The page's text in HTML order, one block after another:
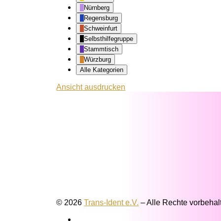
Nürnberg
Regensburg
Schweinfurt
Selbsthilfegruppe
Stammtisch
Würzburg
Alle Kategorien
Ansichtausdrucken
© 2026 Trans-Ident e.V. –Alle Rechte